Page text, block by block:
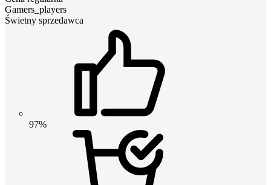
Gamers_players
Świetny sprzedawca
97%